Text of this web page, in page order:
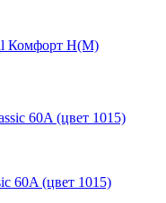
Комфорт H(М)
60A (цвет 1015)